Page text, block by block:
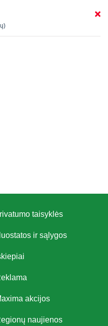
taisyklės
ir sąlygos
akcijos
naujienos